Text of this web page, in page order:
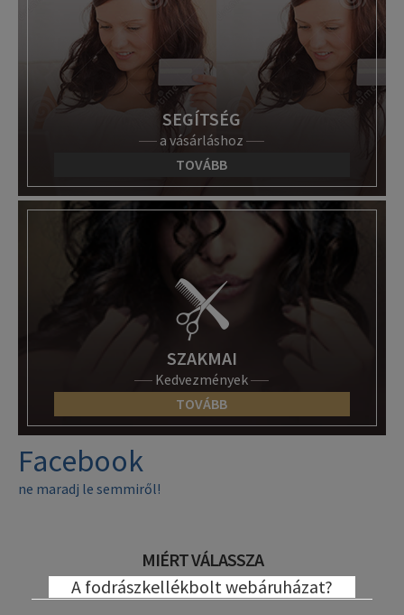
SEGÍTSÉG
a vásárláshoz
TOVÁBB
SZAKMAI
Kedvezmények
TOVÁBB
Facebook
ne maradj le semmiről!
MIÉRT VÁLASSZA
A fodrászkellékbolt webáruházat?